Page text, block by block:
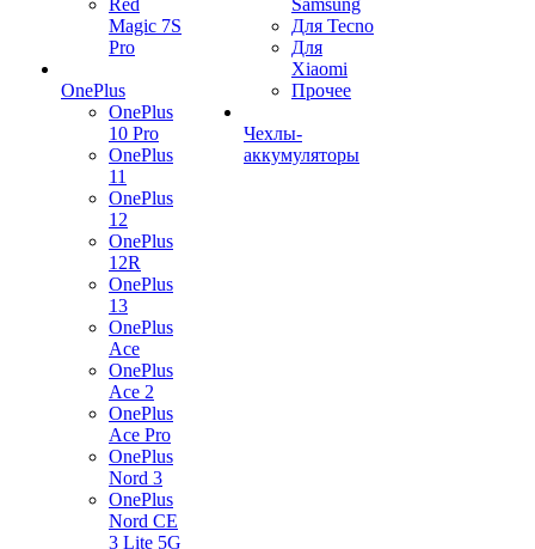
Red
Magic 7S
Pro
OnePlus
OnePlus
10 Pro
OnePlus
11
OnePlus
12
OnePlus
12R
OnePlus
13
OnePlus
Ace
OnePlus
Ace 2
OnePlus
Ace Pro
OnePlus
Nord 3
OnePlus
Nord CE
3 Lite 5G
Samsung
Для Tecno
Для
Xiaomi
Прочее
Чехлы-
аккумуляторы